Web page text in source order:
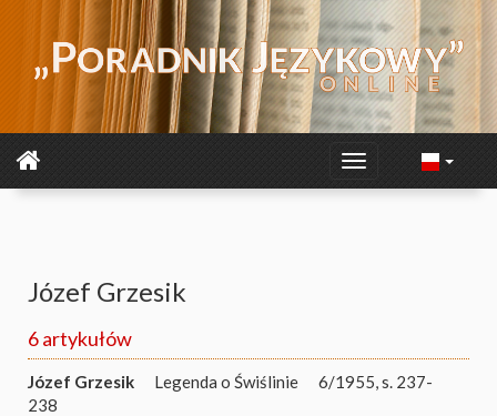
Józef Grzesik
6 artykułów
Józef Grzesik Legenda o Świślinie
6/1955, s. 237-
238